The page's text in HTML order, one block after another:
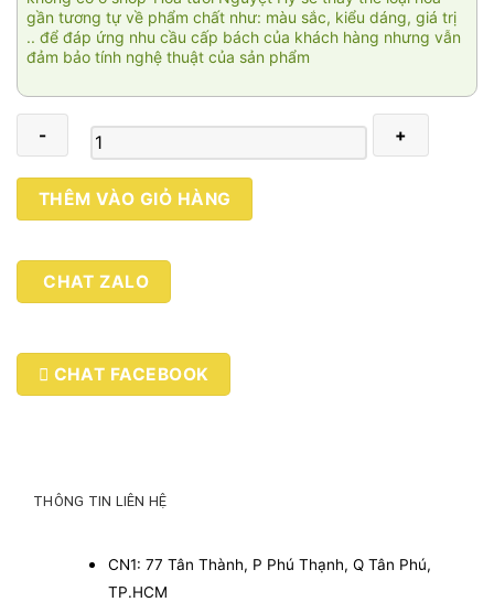
gần tương tự về phẩm chất như: màu sắc, kiểu dáng, giá trị
.. để đáp ứng nhu cầu cấp bách của khách hàng nhưng vẫn
đảm bảo tính nghệ thuật của sản phẩm
Vạn
gia
003
THÊM VÀO GIỎ HÀNG
CHAT ZALO
CHAT FACEBOOK
THÔNG TIN LIÊN HỆ
CN1: 77 Tân Thành, P Phú Thạnh, Q Tân Phú,
TP.HCM